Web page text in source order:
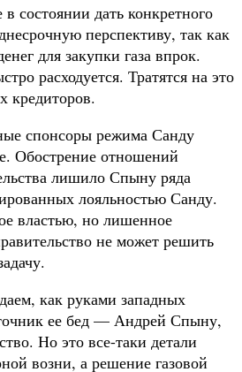
состоянии дать конкретного
перспективу, так как
для закупки газа впрок.
расходуется. Тратятся на это
кредиторов.
спонсоры режима Санду
Обострение отношений
лишило Спыну ряда
лояльностью Санду.
властью, но лишенное
не может решить
как руками западных
ее бед — Андрей Спыну,
Но это все-таки детали
возни, а решение газовой